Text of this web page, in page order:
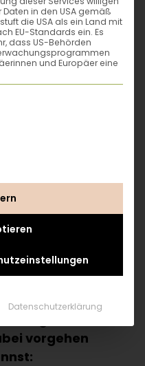
von
10–21 °C
85–90% relative
Luftfeuchtigkeit
auf
züchten,
oder Holz.
findest du eine
vorgehen
in den USA gemäß
stuft die USA als ein Land mit
EU-Standards ein. Es
dass US-Behörden
und Europäer eine
Gruppen, für die
Datenschutzerklärung